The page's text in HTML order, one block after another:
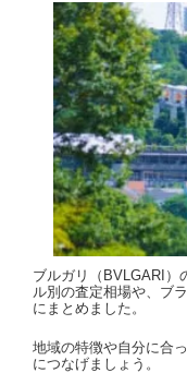
ブルガリ（BVLGARI）
ル別の査定相場や、ブ
にまとめました。
地域の特徴や自分に合
につなげましょう。